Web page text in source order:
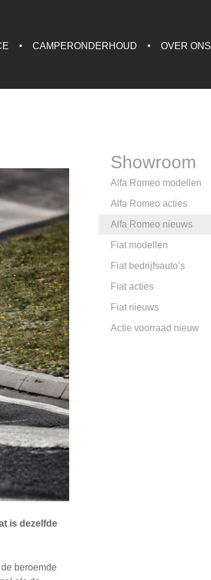
CAMPERONDERHOUD OVER ONS
is dezelfde
beroemde
Showroom
Alfa Romeo modellen
Alfa Romeo acties
Alfa Romeo nieuws
Fiat modellen
Fiat bedrijfsauto’s
Fiat acties
Fiat nieuws
Actie voorraad nieuw